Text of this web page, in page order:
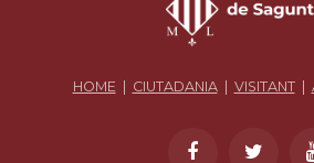
HOME | CIUTADANIA| VISITANT|